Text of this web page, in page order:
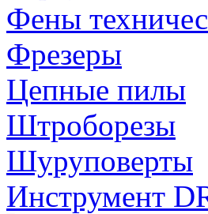
Фены
Фрезеры
Цепные пилы
Штроборезы
Шуруповерты
Инструмент